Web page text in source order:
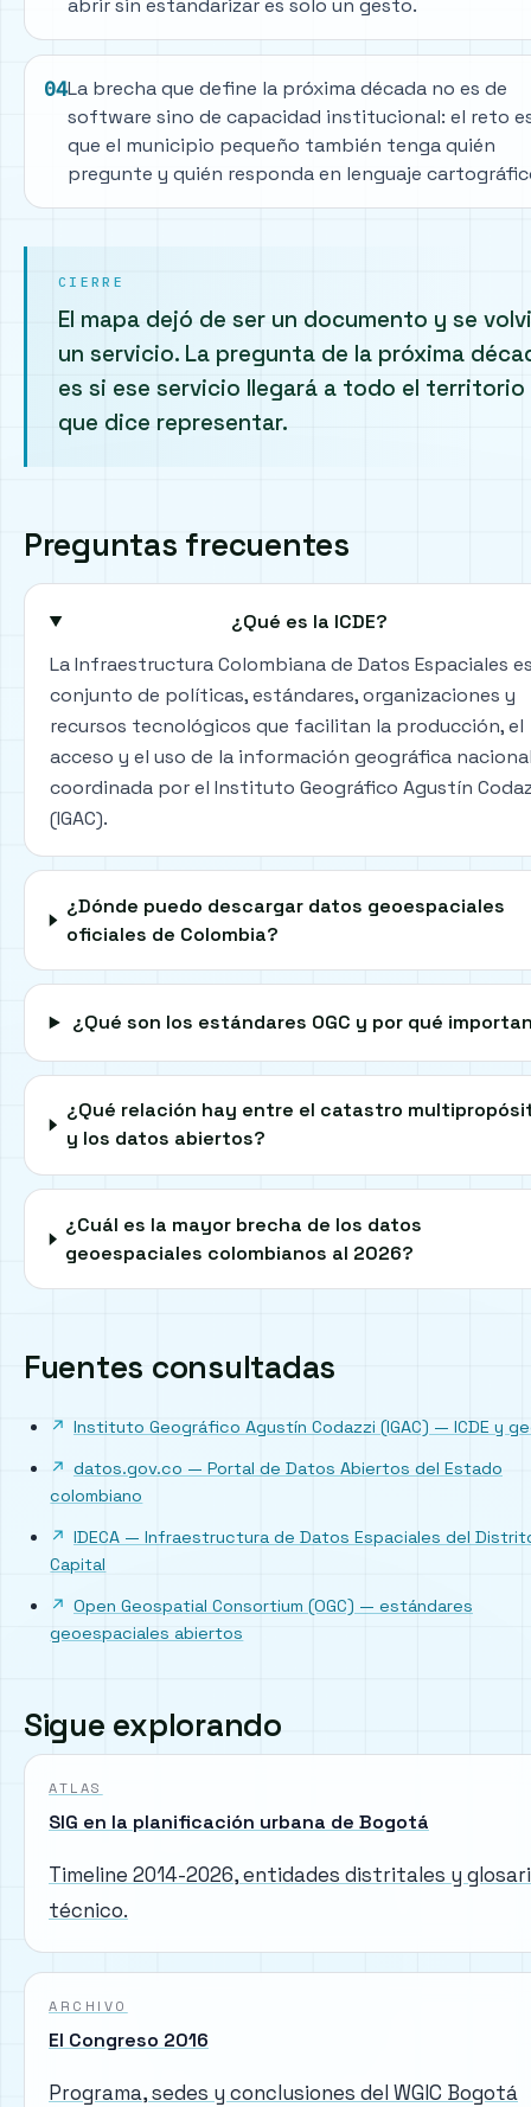
abrir sin estandarizar es solo un gesto.
04La brecha que define la próxima década no es de
software sino de capacidad institucional: el reto
que el municipio pequeño también tenga quién
pregunte y quién responda en lenguaje
CIERRE
El mapa dejó de ser un documento y se
un servicio. La pregunta de la próxima
es si ese servicio llegará a todo el territorio
que dice representar.
Preguntas frecuentes
¿Qué es la ICDE?
La Infraestructura Colombiana de Datos Espaciales
conjunto de políticas, estándares, organizaciones y
recursos tecnológicos que facilitan la producción, el
acceso y el uso de la información geográfica
coordinada por el Instituto Geográfico Agustín
(IGAC).
¿Dónde puedo descargar datos geoespaciales
oficiales de Colombia?
¿Qué son los estándares OGC y por qué
¿Qué relación hay entre el catastro
y los datos abiertos?
¿Cuál es la mayor brecha de los datos
geoespaciales colombianos al 2026?
Fuentes consultadas
Instituto Geográfico Agustín Codazzi (IGAC) — ICDE y
datos.gov.co — Portal de Datos Abiertos del Estado
colombiano
IDECA — Infraestructura de Datos Espaciales del
Capital
Open Geospatial Consortium (OGC) — estándares
geoespaciales abiertos
Sigue explorando
ATLAS
SIG en la planificación urbana de Bogotá
Timeline 2014-2026, entidades distritales y
técnico.
ARCHIVO
El Congreso 2016
Programa, sedes y conclusiones del WGIC Bogotá